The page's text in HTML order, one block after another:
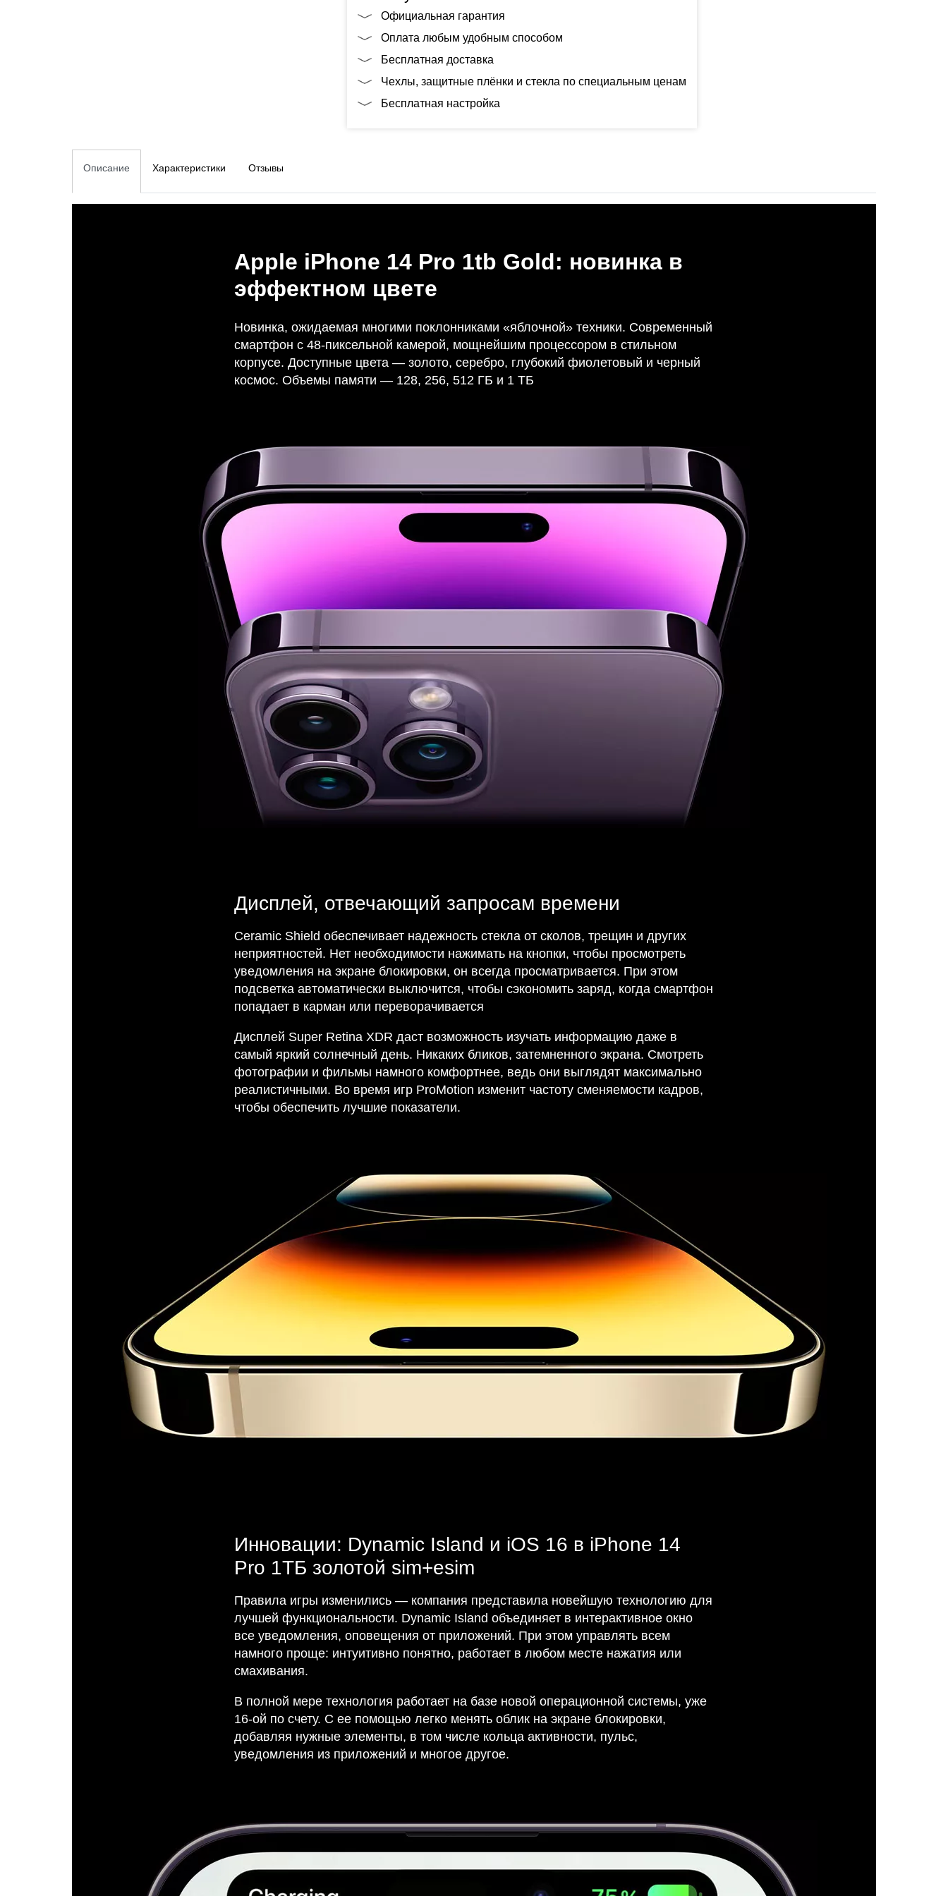
Официальная гарантия
Оплата любым удобным способом
Бесплатная доставка
Чехлы, защитные плёнки и стекла по специальным ценам
Бесплатная настройка
Описание Характеристики Отзывы
Apple iPhone 14 Pro 1tb Gold: новинка в
эффектном цвете
Новинка, ожидаемая многими поклонниками «яблочной» техники. Современный
смартфон с 48-пиксельной камерой, мощнейшим процессором в стильном
корпусе. Доступные цвета — золото, серебро, глубокий фиолетовый и черный
космос. Объемы памяти — 128, 256, 512 ГБ и 1 ТБ
Дисплей, отвечающий запросам времени
Ceramic Shield обеспечивает надежность стекла от сколов, трещин и других
неприятностей. Нет необходимости нажимать на кнопки, чтобы просмотреть
уведомления на экране блокировки, он всегда просматривается. При этом
подсветка автоматически выключится, чтобы сэкономить заряд, когда смартфон
попадает в карман или переворачивается
Дисплей Super Retina XDR даст возможность изучать информацию даже в
самый яркий солнечный день. Никаких бликов, затемненного экрана. Смотреть
фотографии и фильмы намного комфортнее, ведь они выглядят максимально
реалистичными. Во время игр ProMotion изменит частоту сменяемости кадров,
чтобы обеспечить лучшие показатели.
Инновации: Dynamic Island и iOS 16 в iPhone 14
Pro 1ТБ золотой sim+esim
Правила игры изменились — компания представила новейшую технологию для
лучшей функциональности. Dynamic Island объединяет в интерактивное окно
все уведомления, оповещения от приложений. При этом управлять всем
намного проще: интуитивно понятно, работает в любом месте нажатия или
смахивания.
В полной мере технология работает на базе новой операционной системы, уже
16-ой по счету. С ее помощью легко менять облик на экране блокировки,
добавляя нужные элементы, в том числе кольца активности, пульс,
уведомления из приложений и многое другое.